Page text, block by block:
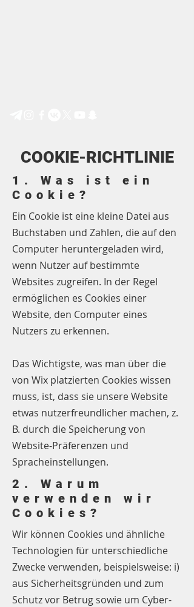
COOKIE-RICHTLINIE
1. Was ist ein
Cookie?
Ein Cookie ist eine kleine Datei aus
Buchstaben und Zahlen, die auf den
Computer heruntergeladen wird,
wenn Nutzer auf bestimmte
Websites zugreifen. In der Regel
ermöglichen es Cookies einer
Website, den Computer eines
Nutzers zu erkennen.
Das Wichtigste, was man über die
von Wix platzierten Cookies wissen
muss, ist, dass sie unsere Website
etwas nutzerfreundlicher machen, z.
B. durch die Speicherung von
Website-Präferenzen und
Spracheinstellungen.
2. Warum
verwenden wir
Cookies?
Wir können Cookies und ähnliche
Technologien für unterschiedliche
Zwecke verwenden, beispielsweise: i)
aus Sicherheitsgründen und zum
Schutz vor Betrug sowie um Cyber-